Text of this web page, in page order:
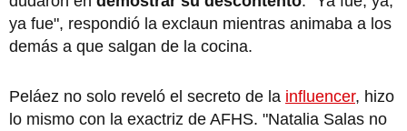
ya fue", respondió la exclaun mientras animaba a los
demás a que salgan de la cocina.
Peláez no solo reveló el secreto de la influencer, hizo
lo mismo con la exactriz de AFHS. "Natalia Salas no